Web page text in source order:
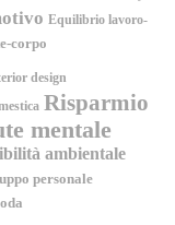
Equilibrio lavoro-
corpo
design
Risparmio
mentale
ambientale
personale